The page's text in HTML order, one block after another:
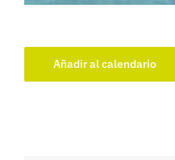
Añadir al calendario